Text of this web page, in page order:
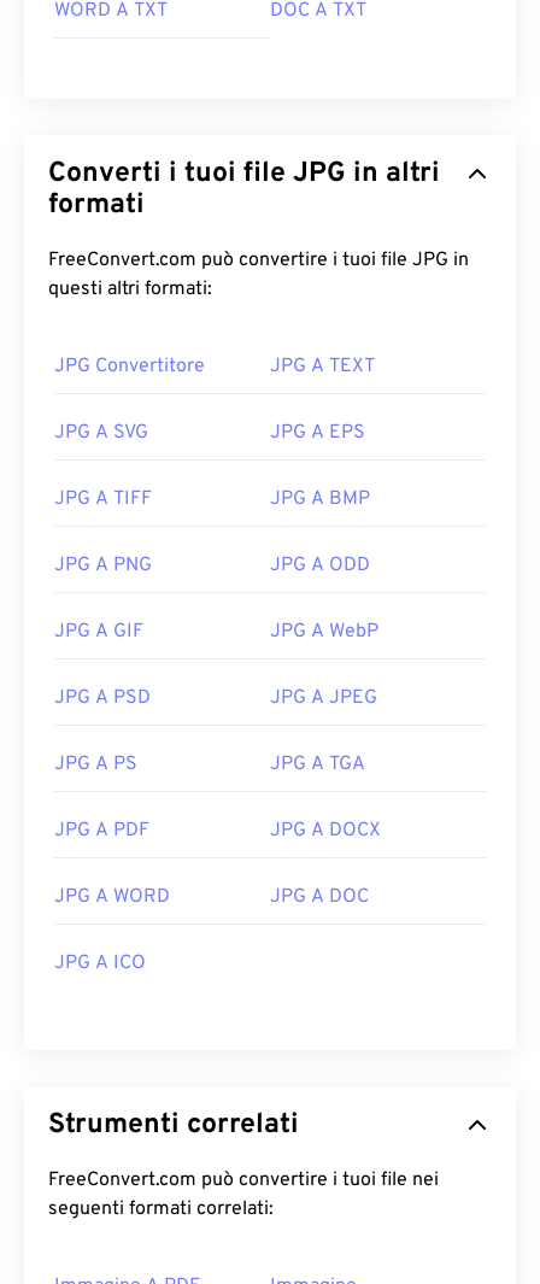
I file JPG si aprono automaticamente sui browser
Sviluppato da:
Strumenti JPG correlati:
WORD A TXT DOC A TXT
Converti i tuoi file JPG in altri
formati
FreeConvert.com può convertire i tuoi file JPG in
questi altri formati:
JPG Convertitore JPG A TEXT
JPG A SVG JPG A EPS
JPG A TIFF JPG A BMP
JPG A PNG JPG A ODD
JPG A GIF JPG A WebP
JPG A PSD JPG A JPEG
JPG A PS JPG A TGA
JPG A PDF JPG A DOCX
JPG A WORD JPG A DOC
JPG A ICO
Strumenti correlati
FreeConvert.com può convertire i tuoi file nei
seguenti formati correlati: